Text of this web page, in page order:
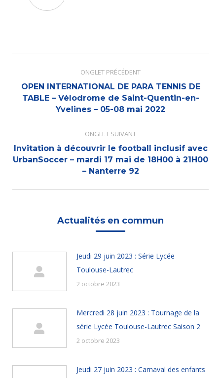
commentaire
ONGLET PRÉCÉDENT
Onglet
précédent
OPEN INTERNATIONAL DE PARA TENNIS DE
TABLE – Vélodrome de Saint-Quentin-en-
Yvelines – 05-08 mai 2022
ONGLET SUIVANT
Onglet
suivant
Invitation à découvrir le football inclusif avec
UrbanSoccer – mardi 17 mai de 18H00 à 21H00
– Nanterre 92
Actualités en commun
Jeudi 29 juin 2023 : Série Lycée
Toulouse-Lautrec
2 octobre 2023
Mercredi 28 juin 2023 : Tournage de la
série Lycée Toulouse-Lautrec Saison 2
2 octobre 2023
Jeudi 27 juin 2023 : Carnaval des enfants